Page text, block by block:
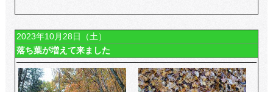
2023年10月28日（土）
落ち葉が増えて来ました